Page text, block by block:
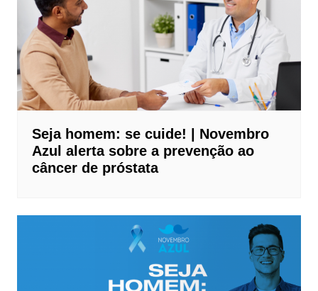
Seja homem: se cuide! | Novembro
Azul alerta sobre a prevenção ao
câncer de próstata